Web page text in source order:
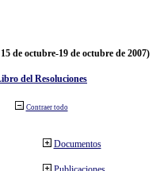
de octubre-19 de octubre de 2007)
del Resoluciones
Contraer todo
Documentos